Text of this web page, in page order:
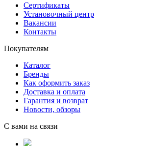
Сертификаты
Установочный центр
Вакансии
Контакты
Покупателям
Каталог
Бренды
Как оформить заказ
Доставка и оплата
Гарантия и возврат
Новости, обзоры
С вами на связи